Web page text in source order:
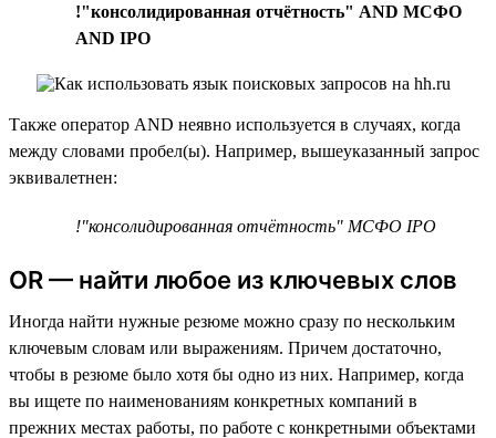
!"консолидированная отчётность" AND МСФО
AND IPO
Также оператор AND неявно используется в случаях, когда
между словами пробел(ы). Например, вышеуказанный запрос
эквивалетнен:
!"консолидированная отчётность" МСФО IPO
OR — найти любое из ключевых слов
Иногда найти нужные резюме можно сразу по нескольким
ключевым словам или выражениям. Причем достаточно,
чтобы в резюме было хотя бы одно из них. Например, когда
вы ищете по наименованиям конкретных компаний в
прежних местах работы, по работе с конкретными объектами